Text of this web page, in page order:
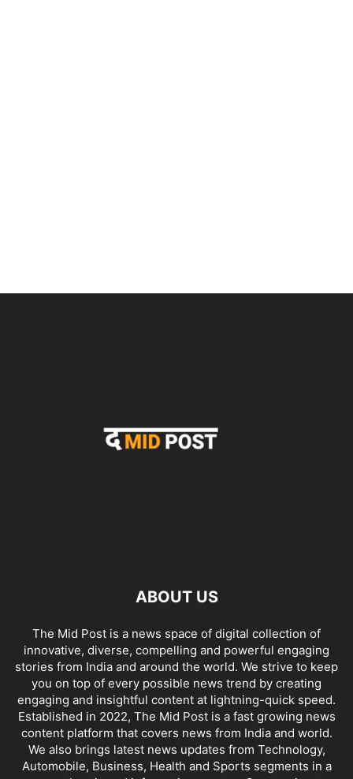
ABOUT US
The Mid Post is a news space of digital collection of
innovative, diverse, compelling and powerful engaging
stories from India and around the world. We strive to keep
you on top of every possible news trend by creating
engaging and insightful content at lightning-quick speed.
Established in 2022, The Mid Post is a fast growing news
content platform that covers news from India and world.
We also brings latest news updates from Technology,
Automobile, Business, Health and Sports segments in a